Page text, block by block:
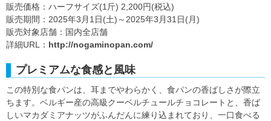
販売価格：ハーフサイズ(1斤) 2,200円(税込)
販売期間：2025年3月1日(土)～2025年3月31日(月)
販売対象店舗：国内全店舗
詳細URL： http://nogaminopan.com/
プレミアムな食感と風味
この特別な食パンは、耳までやわらかく、食パンの香ばしさが際立
ちます。ベルギー産の高級クーベルチュールチョコレートと、香ば
しいマカダミアナッツがふんだんに練り込まれており、一口食べる